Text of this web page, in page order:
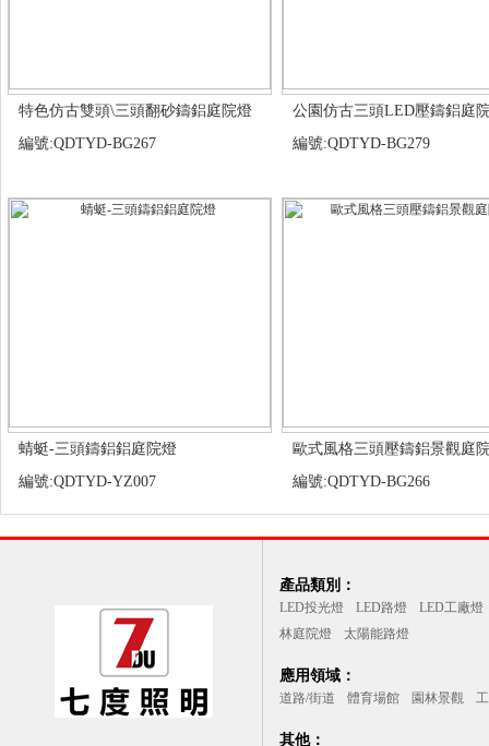
特色仿古雙頭\三頭翻砂鑄鋁庭院燈
編號:QDTYD-BG267
公園仿古三頭LED壓鑄鋁庭
編號:QDTYD-BG279
蜻蜓-三頭鑄鋁鋁庭院燈
編號:QDTYD-YZ007
歐式風格三頭壓鑄鋁景觀庭
編號:QDTYD-BG266
產品類別：
LED投光燈 LED路燈
LED工廠燈
林庭院燈
太陽能路燈
應用領域：
道路/街道 體育場館 園林景觀
其他：